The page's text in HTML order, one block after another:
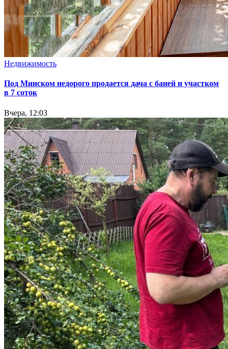
Недвижимость
Под Минском недорого продается дача с баней и участком
в 7 соток
Вчера, 12:03